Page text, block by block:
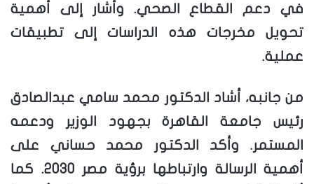
في دعم القطاع الصحي. وأشار إلى أهمية
تحويل مخرجات هذه الدراسات إلى تطبيقات
عملية.
من جانبه، أشاد الدكتور محمد سامي عبدالصادق
رئيس جامعة القاهرة بجهود الوزير ودعمه
المستمر. وأكد الدكتور محمد حساني على
أهمية الرسالة وارتباطها برؤية مصر 2030. كما